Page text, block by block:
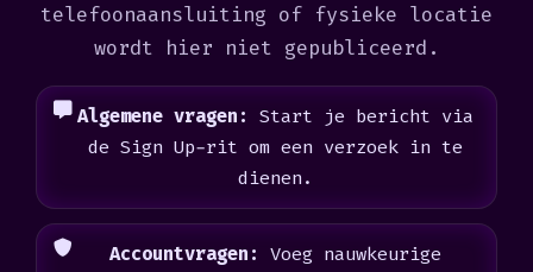
telefoonaansluiting of fysieke locatie
wordt hier niet gepubliceerd.
Algemene vragen: Start je bericht via
de Sign Up-rit om een verzoek in te
dienen.
Accountvragen: Voeg nauwkeurige